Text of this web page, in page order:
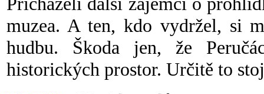
muzea. A ten, kdo vydržel, si
hudbu. Škoda jen, že
historických prostor. Určitě to